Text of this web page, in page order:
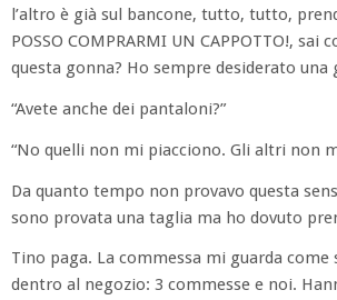
l’altro è già sul bancone, tutto, tutto,
POSSO COMPRARMI UN CAPPOTTO!,
questa gonna? Ho sempre desiderato una
“Avete anche dei pantaloni?”
“No quelli non mi piacciono. Gli altri non
Da quanto tempo non provavo questa
sono provata una taglia ma ho dovuto
Tino paga. La commessa mi guarda
dentro al negozio: 3 commesse e noi.